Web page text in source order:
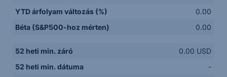
YTD árfolyam változás (%)
0.00
Béta (S&P500-hoz mérten)
0.00
52 heti min. záró
0.00 USD
52 heti min. dátuma
-